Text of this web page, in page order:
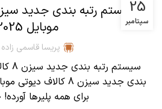
25
سپتامبر
موبایل 2025
پریسا قاسمی زاده
برای همه پلیرها